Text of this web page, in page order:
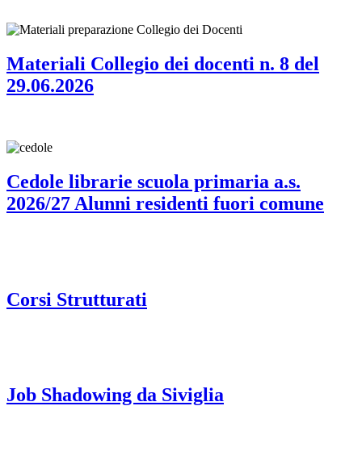
Materiali Collegio dei docenti n. 8 del
29.06.2026
Cedole librarie scuola primaria a.s.
2026/27 Alunni residenti fuori comune
Corsi Strutturati
Job Shadowing da Siviglia